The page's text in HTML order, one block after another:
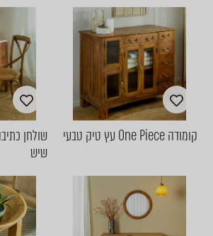
קומודה One Piece עץ טיק טבעי
שיש